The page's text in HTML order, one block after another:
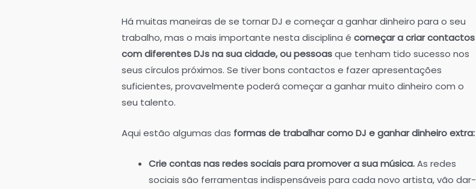
Há muitas maneiras de se tornar DJ e começar a ganhar dinheiro para o seu
trabalho, mas o mais importante nesta disciplina é começar a criar contactos
com diferentes DJs na sua cidade, ou pessoasque tenham tido sucesso nos
seus círculos próximos. Se tiver bons contactos e fazer apresentações
suficientes, provavelmente poderá começar a ganhar muito dinheiro com o
seu talento.
Aqui estão algumas das formas de trabalhar como DJ e ganhar dinheiro extra:
Crie contas nas redes sociais para promover a sua música.As redes
sociais são ferramentas indispensáveis para cada novo artista, vão dar-